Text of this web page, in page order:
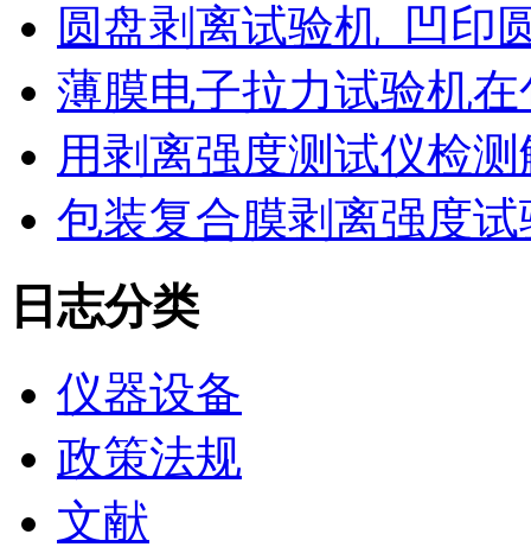
圆盘剥离试验机_凹印
薄膜电子拉力试验机
用剥离强度测试仪检
包装复合膜剥离强度
日志分类
仪器设备
政策法规
文献